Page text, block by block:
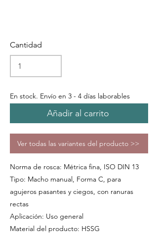
Cantidad
En stock. Envío en 3 - 4 días laborables
Añadir al carrito
Ver todas las variantes del producto >>
Norma de rosca: Métrica fina, ISO DIN 13
Tipo: Macho manual, Forma C, para
agujeros pasantes y ciegos, con ranuras
rectas
Aplicación: Uso general
Material del producto: HSSG